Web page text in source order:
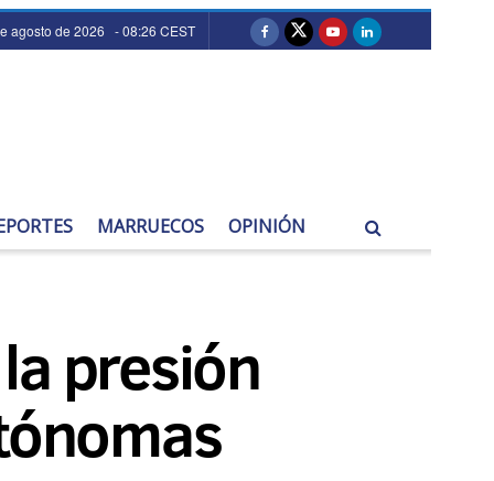
agosto de 2026 - 08:26 CEST
MARRUECOS OPINIÓN
presión